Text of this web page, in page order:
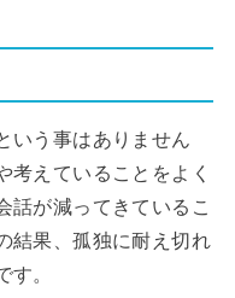
いう事はありません
考えていることをよく
話が減ってきているこ
結果、孤独に耐え切れ
す。